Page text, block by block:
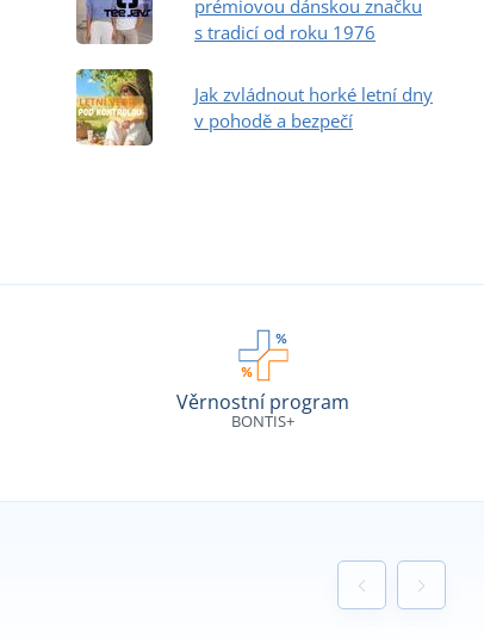
prémiovou dánskou značku
s tradicí od roku 1976
Jak zvládnout horké letní dny
v pohodě a bezpečí
Věrnostní program
BONTIS+